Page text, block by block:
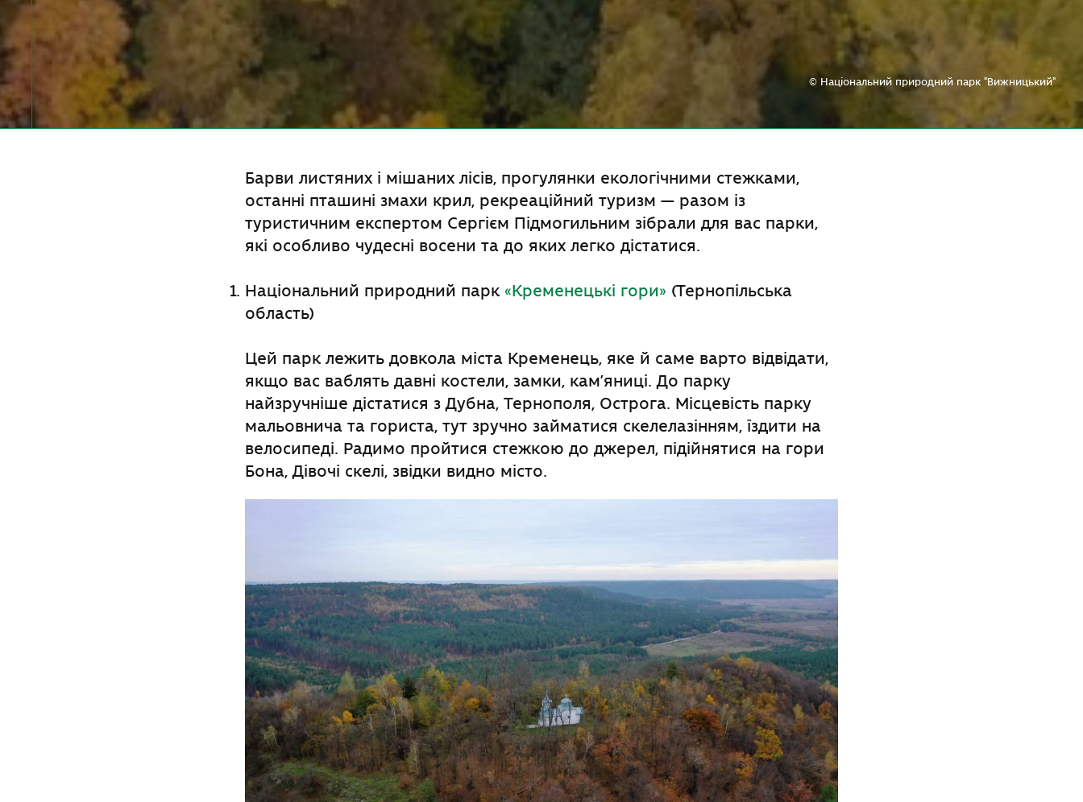
© Національний природний парк "Вижницький"
Барви листяних і мішаних лісів, прогулянки екологічними стежками,
останні пташині змахи крил, рекреаційний туризм — разом із
туристичним експертом Сергієм Підмогильним зібрали для вас парки,
які особливо чудесні восени та до яких легко дістатися.
Національний природний парк«Кременецькі гори» (Тернопільська
область)
Цей парк лежить довкола міста Кременець, яке й саме варто відвідати,
якщо вас ваблять давні костели, замки, кам’яниці. До парку
найзручніше дістатися з Дубна, Тернополя, Острога. Місцевість парку
мальовнича та гориста, тут зручно займатися скелелазінням, їздити на
велосипеді. Радимо пройтися стежкою до джерел, підійнятися на гори
Бона, Дівочі скелі,звідки видно місто.